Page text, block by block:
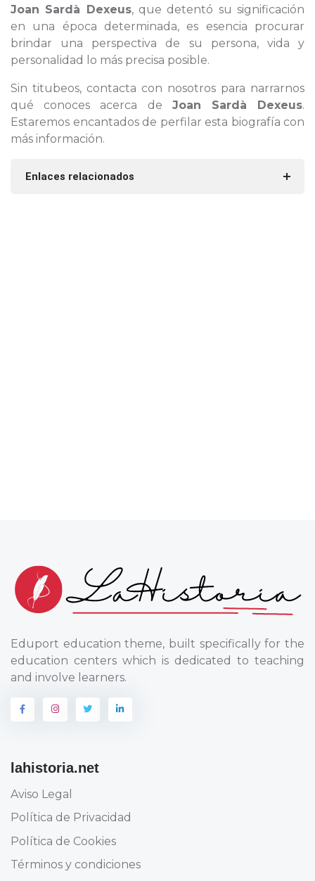
Joan Sardà Dexeus, que detentó su significación
en una época determinada, es esencia procurar
brindar una perspectiva de su persona, vida y
personalidad lo más precisa posible.
Sin titubeos, contacta con nosotros para narrarnos
qué conoces acerca de Joan Sardà Dexeus.
Estaremos encantados de perfilar esta biografía con
más información.
Enlaces relacionados
Eduport education theme, built specifically for the
education centers which is dedicated to teaching
and involve learners.
lahistoria.net
Aviso Legal
Política de Privacidad
Política de Cookies
Términos y condiciones